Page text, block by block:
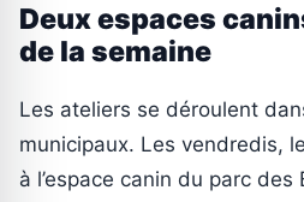
Deux espaces
de la semaine
Les ateliers se déroulent
municipaux. Les vendredis,
à l’espace canin du parc